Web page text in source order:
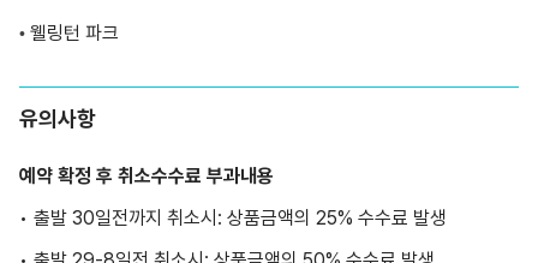
유의사항
•출발 29-8일전 취소시: 상품금액의 50% 수수료 발생
• 출발 0-7일전 취소시: 환불 불가